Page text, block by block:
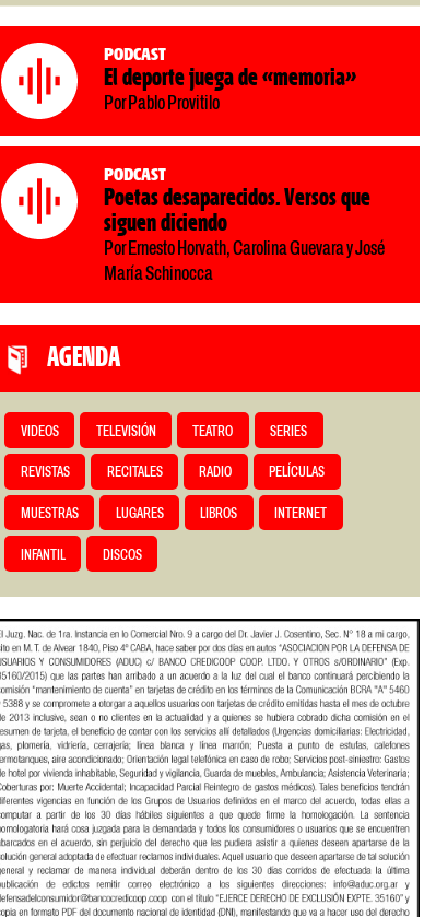
Podcast
El deporte juega de «memoria»
Por Pablo Provitilo
Podcast
Poetas desaparecidos. Versos que
siguen diciendo
Por Ernesto Horvath, Carolina Guevara y José
María Schinocca
AGENDA
VIDEOS TELEVISIÓN TEATRO SERIES
REVISTAS RECITALES RADIO PELÍCULAS
MUESTRAS LUGARES LIBROS INTERNET
INFANTIL DISCOS